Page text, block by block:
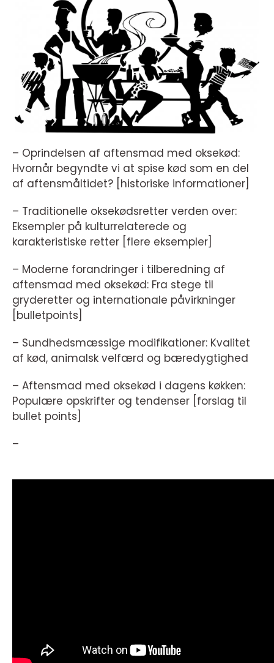
– Oprindelsen af aftensmad med oksekød:
Hvornår begyndte vi at spise kød som en del
af aftensmåltidet? [historiske informationer]
– Traditionelle oksekødsretter verden over:
Eksempler på kulturrelaterede og
karakteristiske retter [flere eksempler]
– Moderne forandringer i tilberedning af
aftensmad med oksekød: Fra stege til
gryderetter og internationale påvirkninger
[bulletpoints]
– Sundhedsmæssige modifikationer: Kvalitet
af kød, animalsk velfærd og bæredygtighed
– Aftensmad med oksekød i dagens køkken:
Populære opskrifter og tendenser [forslag til
bullet points]
–